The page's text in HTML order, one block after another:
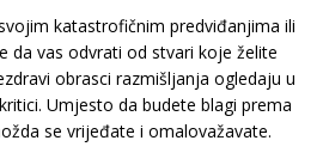
katastrofičnim predviđanjima ili
da vas odvrati od stvari koje želite
obrasci razmišljanja ogledaju u
Umjesto da budete blagi prema
se vrijeđate i omalovažavate.